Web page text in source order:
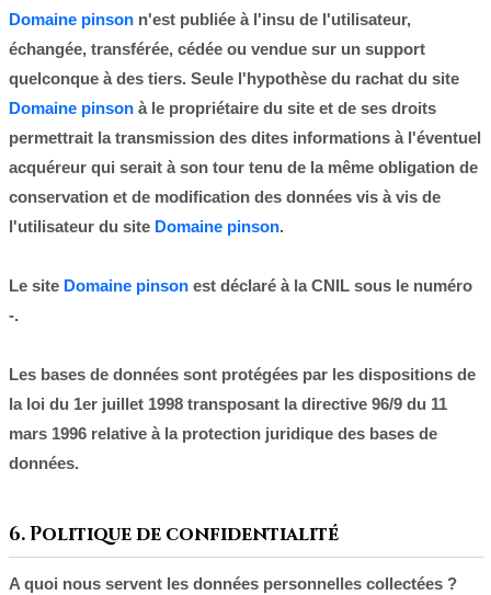
Domaine pinsonn'est publiée à l'insu de l'utilisateur,
échangée, transférée, cédée ou vendue sur un support
quelconque à des tiers. Seule l'hypothèse du rachat du site
Domaine pinsonà le propriétaire du site et de ses droits
permettrait la transmission des dites informations à l'éventuel
acquéreur qui serait à son tour tenu de la même obligation de
conservation et de modification des données vis à vis de
l'utilisateur du site Domaine pinson.
Le site Domaine pinsonest déclaré à la CNIL sous le numéro
-.
Les bases de données sont protégées par les dispositions de
la loi du 1er juillet 1998 transposant la directive 96/9 du 11
mars 1996 relative à la protection juridique des bases de
données.
6. Politique de confidentialité
A quoi nous servent les données personnelles collectées ?